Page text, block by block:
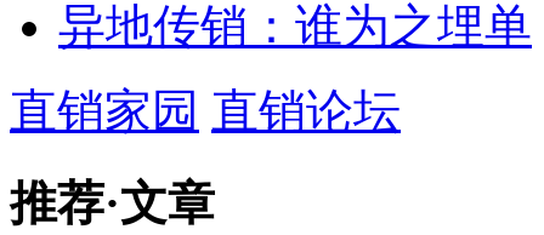
异地传销：谁为之埋单
直销家园 直销论坛
推荐·文章